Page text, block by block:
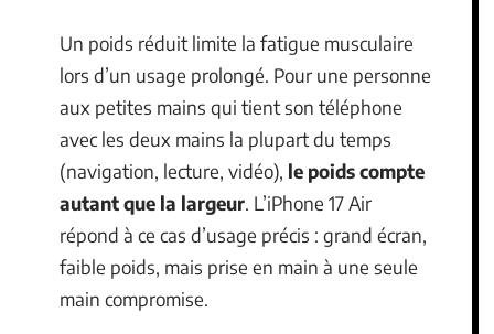
Un poids réduit limite la fatigue musculaire
lors d’un usage prolongé. Pour une personne
aux petites mains qui tient son téléphone
avec les deux mains la plupart du temps
(navigation, lecture, vidéo), le poids compte
autant que la largeur. L’iPhone 17 Air
répond à ce cas d’usage précis : grand écran,
faible poids, mais prise en main à une seule
main compromise.